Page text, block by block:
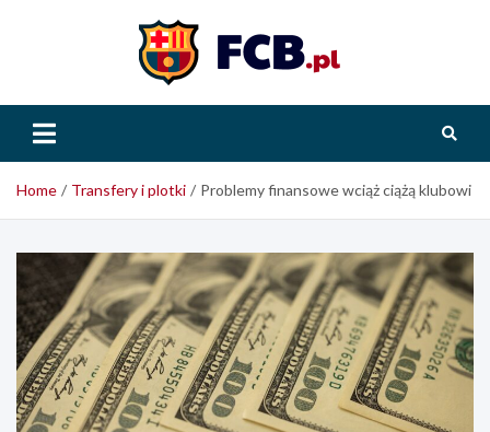
Home Transfery i plotki Problemy finansowe wciąż ciążą klubowi